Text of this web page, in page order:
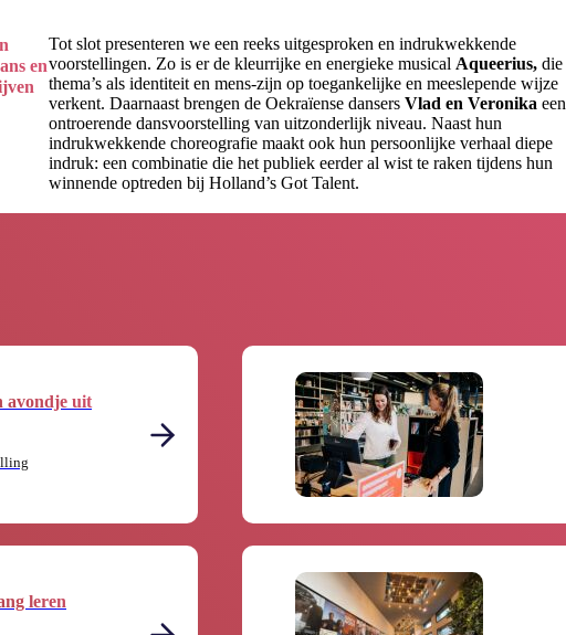
en
Tot slot presenteren we een reeks uitgesproken en indrukwekkende
voorstellingen. Zo is er de kleurrijke en energieke musical Aqueerius, die
thema’s als identiteit en mens-zijn op toegankelijke en meeslepende wijze
verkent. Daarnaast brengen de Oekraïense dansers Vlad en Veronika een
ontroerende dansvoorstelling van uitzonderlijk niveau. Naast hun
indrukwekkende choreografie maakt ook hun persoonlijke verhaal diepe
indruk: een combinatie die het publiek eerder al wist te raken tijdens hun
winnende optreden bij Holland’s Got Talent.
avondje uit
leren